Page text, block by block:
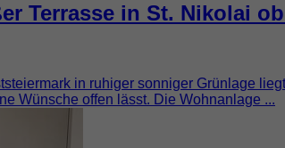
Terrasse in St. Nikolai
in ruhiger sonniger Grünlage
Wünsche offen lässt. Die Wohnanlage ...